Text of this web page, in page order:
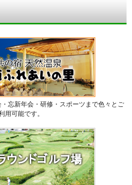
忘新年会・研修・スポーツまで色々とご
用可能です。